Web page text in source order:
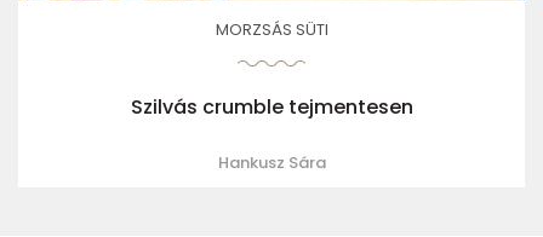
MORZSÁS SÜTI
Szilvás crumble tejmentesen
Hankusz Sára